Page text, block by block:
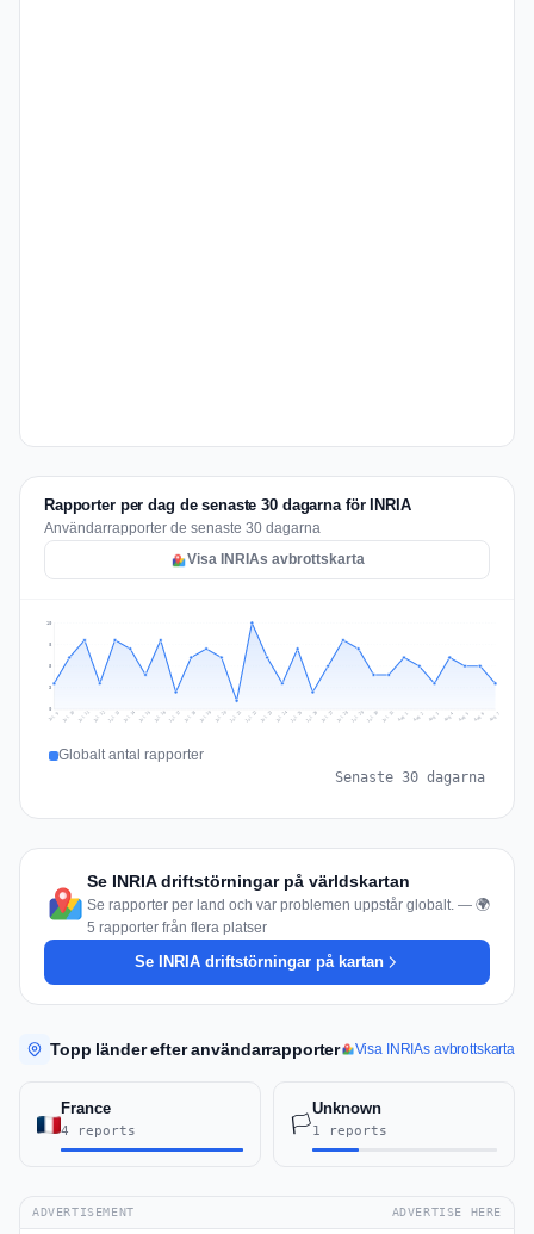
Rapporter per dag de senaste 30 dagarna för INRIA
Användarrapporter de senaste 30 dagarna
Visa INRIAs avbrottskarta
3
5
8
10
Jul 9 Jul 10 Jul 11 Jul 12 Jul 13 Jul 14 Jul 15 Jul 16 Jul 17 Jul 18 Jul 19 Jul 20 Jul 21 Jul 22 Jul 23 Jul 24 Jul 25 Jul 26 Jul 27 Jul 28 Jul 29 Jul 30 Jul 31 Aug 1 Aug 2 Aug 3 Aug 4 Aug 5 Aug 6 Aug 7
Globalt antal rapporter
Senaste 30 dagarna
Se INRIA driftstörningar på världskartan
Se rapporter per land och var problemen uppstår globalt. — 🌍
5 rapporter från flera platser
Se INRIA driftstörningar på kartan
Topp länder efter användarrapporter Visa INRIAs avbrottskarta
France
4 reports 🏳️
Unknown
1 reports
ADVERTISEMENT ADVERTISE HERE